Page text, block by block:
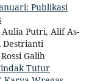
Publikasi
Putri, Alif As-
Destrianti
Galih
Tutur